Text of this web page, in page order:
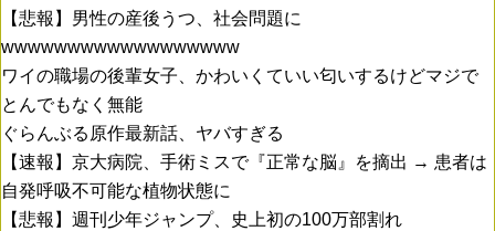
【悲報】男性の産後うつ、社会問題に
wwwwwwwwwwwwwwwwww
ワイの職場の後輩女子、かわいくていい匂いするけどマジで
とんでもなく無能
ぐらんぶる原作最新話、ヤバすぎる
【速報】京大病院、手術ミスで『正常な脳』を摘出 → 患者は
自発呼吸不可能な植物状態に
【悲報】週刊少年ジャンプ、史上初の100万部割れ